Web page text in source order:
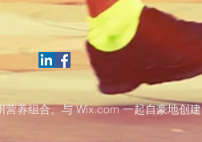
养组合。与 Wix.com 一起自豪地创建